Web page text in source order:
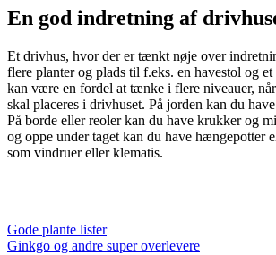
En god indretning af
Et drivhus, hvor der er tænkt nøje over
flere planter og plads til f.eks. en havestol og
kan være en fordel at tænke i flere niveauer,
skal placeres i drivhuset. På jorden kan du
På borde eller reoler kan du have krukker og
og oppe under taget kan du have hængepotter
som vindruer eller klematis.
Gode plante lister
Ginkgo og andre super overlevere